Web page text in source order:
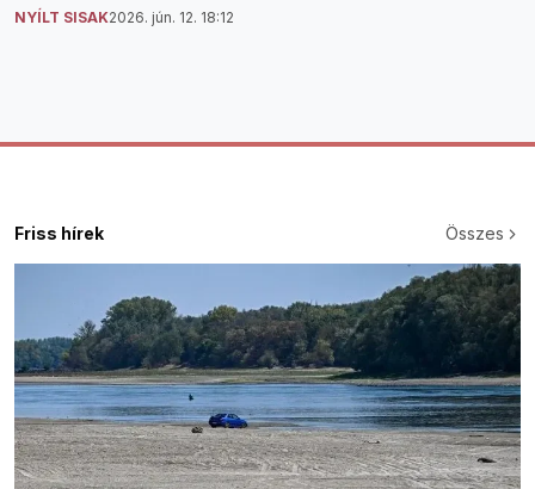
NYÍLT SISAK2026. jún. 12. 18:12
Friss hírek Összes